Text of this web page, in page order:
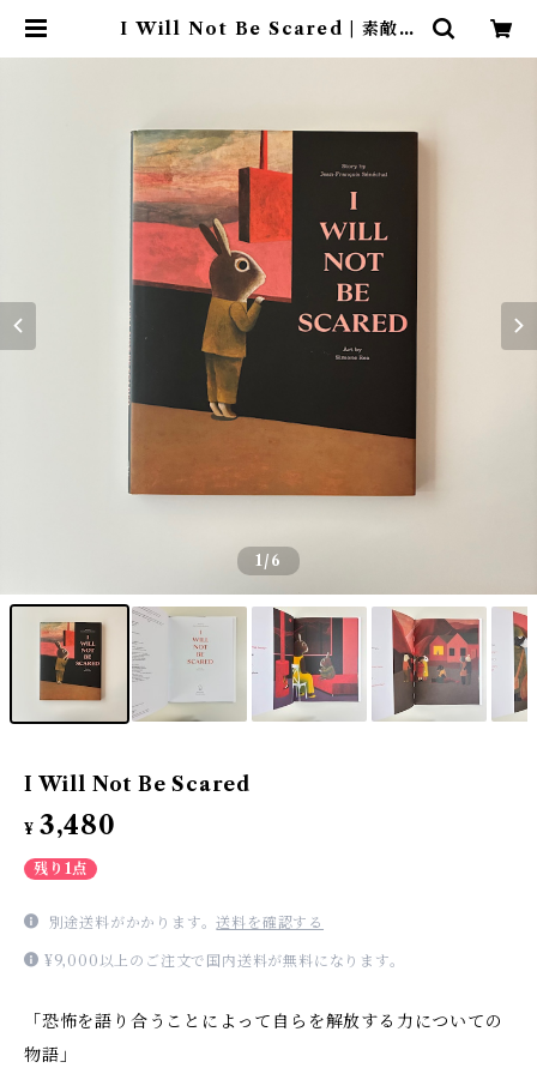
I Will Not Be Scared | 素敵な
1/6
I Will Not Be Scared
¥ 3,480
残り1点
別途送料がかかります。送料を確認する
¥9,000以上のご注文で国内送料が無料になります。
「恐怖を語り合うことによって自らを解放する力についての
物語」